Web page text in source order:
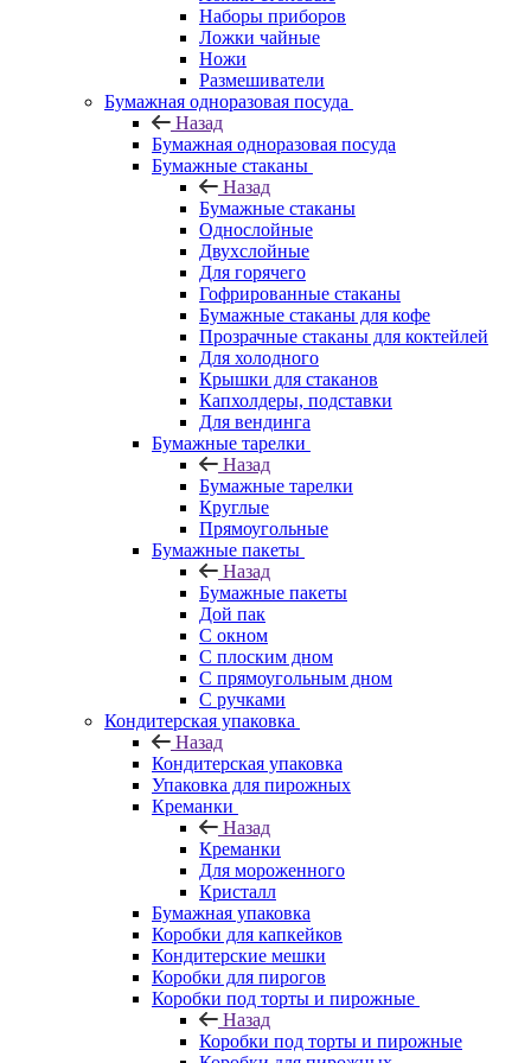
Наборы приборов
Ложки чайные
Ножи
Размешиватели
Бумажная одноразовая посуда
Назад
Бумажная одноразовая посуда
Бумажные стаканы
Назад
Бумажные стаканы
Однослойные
Двухслойные
Для горячего
Гофрированные стаканы
Бумажные стаканы для кофе
Прозрачные стаканы для коктейлей
Для холодного
Крышки для стаканов
Капхолдеры, подставки
Для вендинга
Бумажные тарелки
Назад
Бумажные тарелки
Круглые
Прямоугольные
Бумажные пакеты
Назад
Бумажные пакеты
Дой пак
С окном
С плоским дном
С прямоугольным дном
С ручками
Кондитерская упаковка
Назад
Кондитерская упаковка
Упаковка для пирожных
Креманки
Назад
Креманки
Для мороженного
Кристалл
Бумажная упаковка
Коробки для капкейков
Кондитерские мешки
Коробки для пирогов
Коробки под торты и пирожные
Назад
Коробки под торты и пирожные